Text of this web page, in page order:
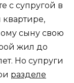
с супругой в
сыну свою
жил до
Но супруги
разделе